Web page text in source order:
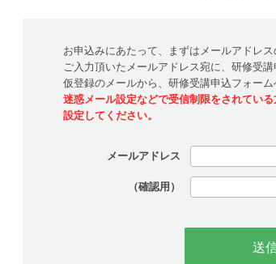
お申込みにあたって、まずはメールアドレス
ご入力頂いたメールアドレス宛に、研修受
仮登録のメールから、研修受講申込フォーム
迷惑メール設定などで受信制限をされてい
設定してください。
メールアドレス
（確認用）
送